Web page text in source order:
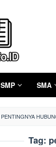
SMP SMA
PENTINGNYA
Tag: